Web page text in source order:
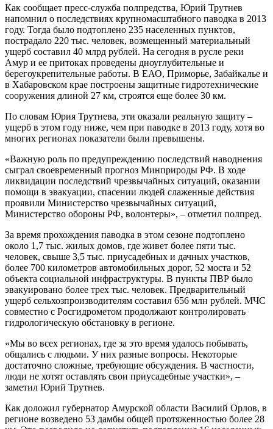
Как сообщает пресс-служба полпредства, Юрий Трутнев
напомнил о последствиях крупномасштабного паводка в 2013
году. Тогда было подтоплено 235 населенных пунктов,
пострадало 220 тыс. человек, возмещенный материальный
ущерб составил 40 млрд рублей. На сегодня в русле реки
Амур и ее притоках проведены дноуглубительные и
берегоукрепительные работы. В ЕАО, Приморье, Забайкалье и
в Хабаровском крае построены защитные гидротехнические
сооружения длиной 27 км, строятся еще более 30 км.
По словам Юрия Трутнева, эти оказали реальную защиту –
ущерб в этом году ниже, чем при паводке в 2013 году, хотя во
многих регионах показатели были превышены.
«Важную роль по предупреждению последствий наводнения
сыграл своевременный прогноз Минприроды РФ. В ходе
ликвидации последствий чрезвычайных ситуаций, оказании
помощи в эвакуации, спасении людей слаженные действия
проявили Министерство чрезвычайных ситуаций,
Министерство обороны РФ, волонтеры», – отметил полпред.
За время прохождения паводка в этом сезоне подтоплено
около 1,7 тыс. жилых домов, где живет более пяти тыс.
человек, свыше 3,5 тыс. приусадебных и дачных участков,
более 700 километров автомобильных дорог, 52 моста и 52
объекта социальной инфраструктуры. В пункты ПВР было
эвакуировано более трех тыс. человек. Предварительный
ущерб сельхозпроизводителям составил 656 млн рублей. МЧС
совместно с Росгидрометом продолжают контролировать
гидрологическую обстановку в регионе.
«Мы во всех регионах, где за это время удалось побывать,
общались с людьми. У них разные вопросы. Некоторые
достаточно сложные, требующие обсуждения. В частности,
люди не хотят оставлять свои приусадебные участки», –
заметил Юрий Трутнев.
Как доложил губернатор Амурской области Василий Орлов, в
регионе возведено 53 дамбы общей протяженностью более 28